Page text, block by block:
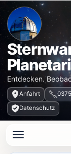
Entdecken.
Anfahrt
Datenschutz